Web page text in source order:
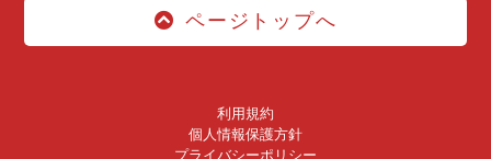
ページトップへ
利用規約
個人情報保護方針
プライバシーポリシー